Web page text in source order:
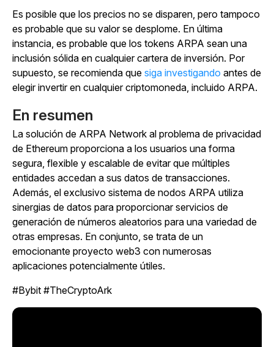
Es posible que los precios no se disparen, pero tampoco
es probable que su valor se desplome. En última
instancia, es probable que los tokens ARPA sean una
inclusión sólida en cualquier cartera de inversión. Por
supuesto, se recomienda que siga investigando antes de
elegir invertir en cualquier criptomoneda, incluido ARPA.
En resumen
La solución de ARPA Network al problema de privacidad
de Ethereum proporciona a los usuarios una forma
segura, flexible y escalable de evitar que múltiples
entidades accedan a sus datos de transacciones.
Además, el exclusivo sistema de nodos ARPA utiliza
sinergias de datos para proporcionar servicios de
generación de números aleatorios para una variedad de
otras empresas. En conjunto, se trata de un
emocionante proyecto web3 con numerosas
aplicaciones potencialmente útiles.
#Bybit #TheCryptoArk